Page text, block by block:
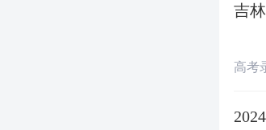
吉
高考